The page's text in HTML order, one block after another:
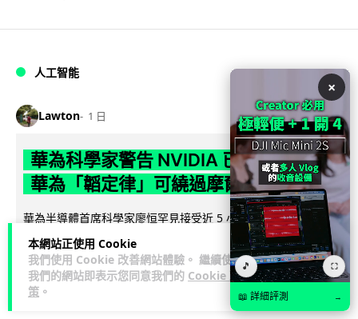
本網站正使用 Cookie
我們使用 Cookie 改善網站體驗。 繼續使用
我們的網站即表示您同意我們的 Cookie 政
策 。
人工智能
Lawton 1 日
華為科學家警告 NVIDIA 已近物理極限
華為「韜定律」可繞過摩爾定律瓶頸
華為半導體首席科學家廖恒罕見接受近 5 小時專訪，警告
NVIDIA 等西方晶片巨頭正逼近物理極限，傳統製程升級已失經
濟效益。他同時介紹華為... 閱讀全文
1,544
×
🎵 ⛶
📖 詳細評測 →